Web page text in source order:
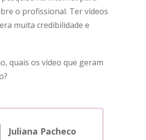
o profissional. Ter vídeos
muita credibilidade e
quais os vídeo que geram
Juliana Pacheco